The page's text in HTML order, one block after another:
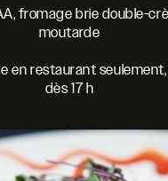
fromage brie double-
moutarde
en restaurant seulement,
dès 17 h